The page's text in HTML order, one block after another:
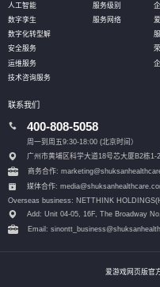
人工智能
数字孪生
数字化转型解
安全服务
运维服务
技术咨询服务
服务级别
服务网络
联系我们
400-808-5058
周一到周五9:30-18:00 (北京时间）
广州市黄埔区科学大道18号芯大厦B2栋1-
商务合作:
媒体合作:
Overseas business: NETTHINK
Add: Unit 04-05, 16F, The Broadway
Email:
爱游戏网页版官